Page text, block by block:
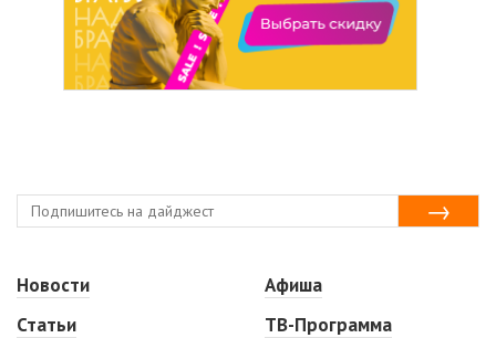
Новости
Статьи
Афиша
ТВ-Программа